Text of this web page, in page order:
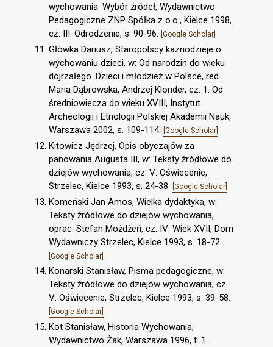
wychowania. Wybór źródeł, Wydawnictwo
Pedagogiczne ZNP Spółka z o.o., Kielce 1998,
cz. III: Odrodzenie, s. 90-96. [Google Scholar]
Główka Dariusz, Staropolscy kaznodzieje o
wychowaniu dzieci, w: Od narodzin do wieku
dojrzałego. Dzieci i młodzież w Polsce, red.
Maria Dąbrowska, Andrzej Klonder, cz. 1: Od
średniowiecza do wieku XVIII, Instytut
Archeologii i Etnologii Polskiej Akademii Nauk,
Warszawa 2002, s. 109-114. [Google Scholar]
Kitowicz Jędrzej, Opis obyczajów za
panowania Augusta III, w: Teksty źródłowe do
dziejów wychowania, cz. V: Oświecenie,
Strzelec, Kielce 1993, s. 24-38. [Google Scholar]
Komeński Jan Amos, Wielka dydaktyka, w:
Teksty źródłowe do dziejów wychowania,
oprac. Stefan Możdżeń, cz. IV: Wiek XVII, Dom
Wydawniczy Strzelec, Kielce 1993, s. 18-72.
[Google Scholar]
Konarski Stanisław, Pisma pedagogiczne, w:
Teksty źródłowe do dziejów wychowania, cz.
V: Oświecenie, Strzelec, Kielce 1993, s. 39-58.
[Google Scholar]
Kot Stanisław, Historia Wychowania,
Wydawnictwo Żak, Warszawa 1996, t. 1.